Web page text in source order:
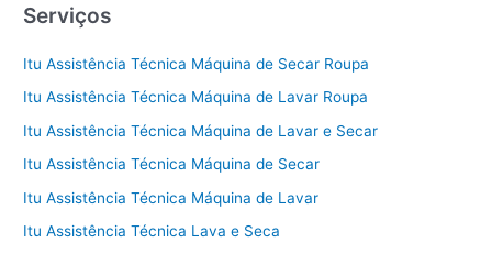
Serviços
Itu Assistência Técnica Máquina de Secar Roupa
Itu Assistência Técnica Máquina de Lavar Roupa
Itu Assistência Técnica Máquina de Lavar e Secar
Itu Assistência Técnica Máquina de Secar
Itu Assistência Técnica Máquina de Lavar
Itu Assistência Técnica Lava e Seca